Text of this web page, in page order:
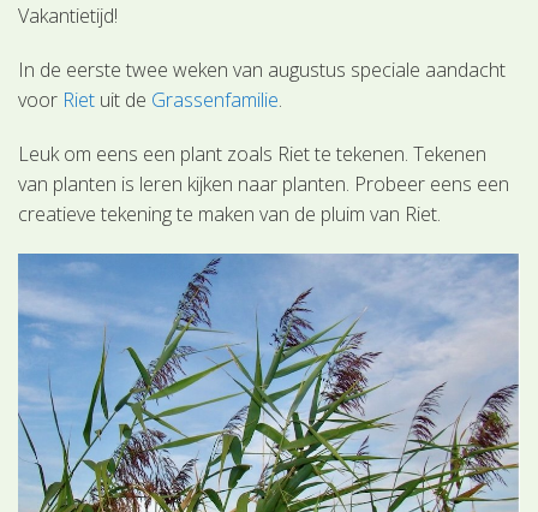
Vakantietijd!
In de eerste twee weken van augustus speciale aandacht
voor Riet uit de Grassenfamilie.
Leuk om eens een plant zoals Riet te tekenen. Tekenen
van planten is leren kijken naar planten. Probeer eens een
creatieve tekening te maken van de pluim van Riet.